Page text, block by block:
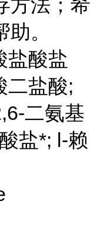
方法；希
。
盐酸盐
二盐酸;
二氨基
盐*; l-赖